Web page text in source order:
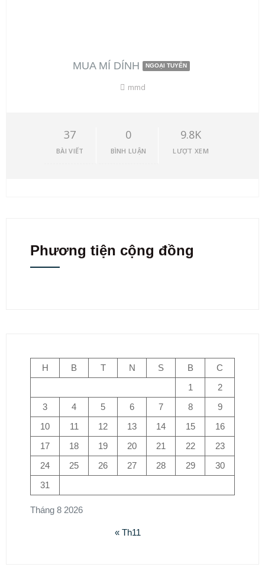
MUA MÍ DÍNH NGOẠI TUYẾN
mmd
37
BÀI VIẾT
0
BÌNH LUẬN
9.8K
LƯỢT XEM
Phương tiện cộng đồng
Tháng 8 2026
H B T N S B
C
1
2
3
4 5 6 7 8
9
10
11 12 13 14 15
16
17
18 19 20 21 22
23
24
25 26 27 28 29
30
31
« Th11